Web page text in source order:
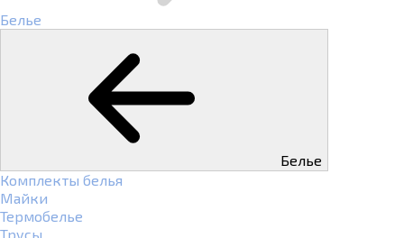
Белье
Белье
Комплекты белья
Майки
Термобелье
Трусы